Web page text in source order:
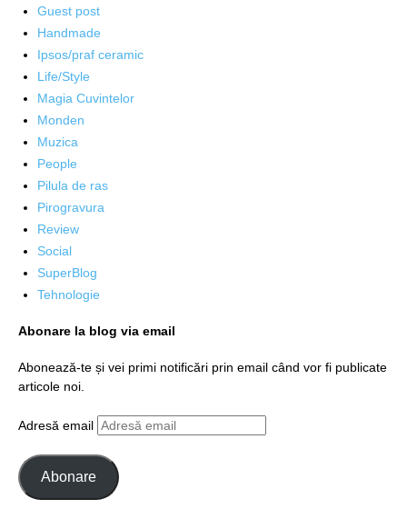
Guest post
Handmade
Ipsos/praf ceramic
Life/Style
Magia Cuvintelor
Monden
Muzica
People
Pilula de ras
Pirogravura
Review
Social
SuperBlog
Tehnologie
Abonare la blog via email
Abonează-te și vei primi notificări prin email când vor fi publicate
articole noi.
Adresă email
Abonare